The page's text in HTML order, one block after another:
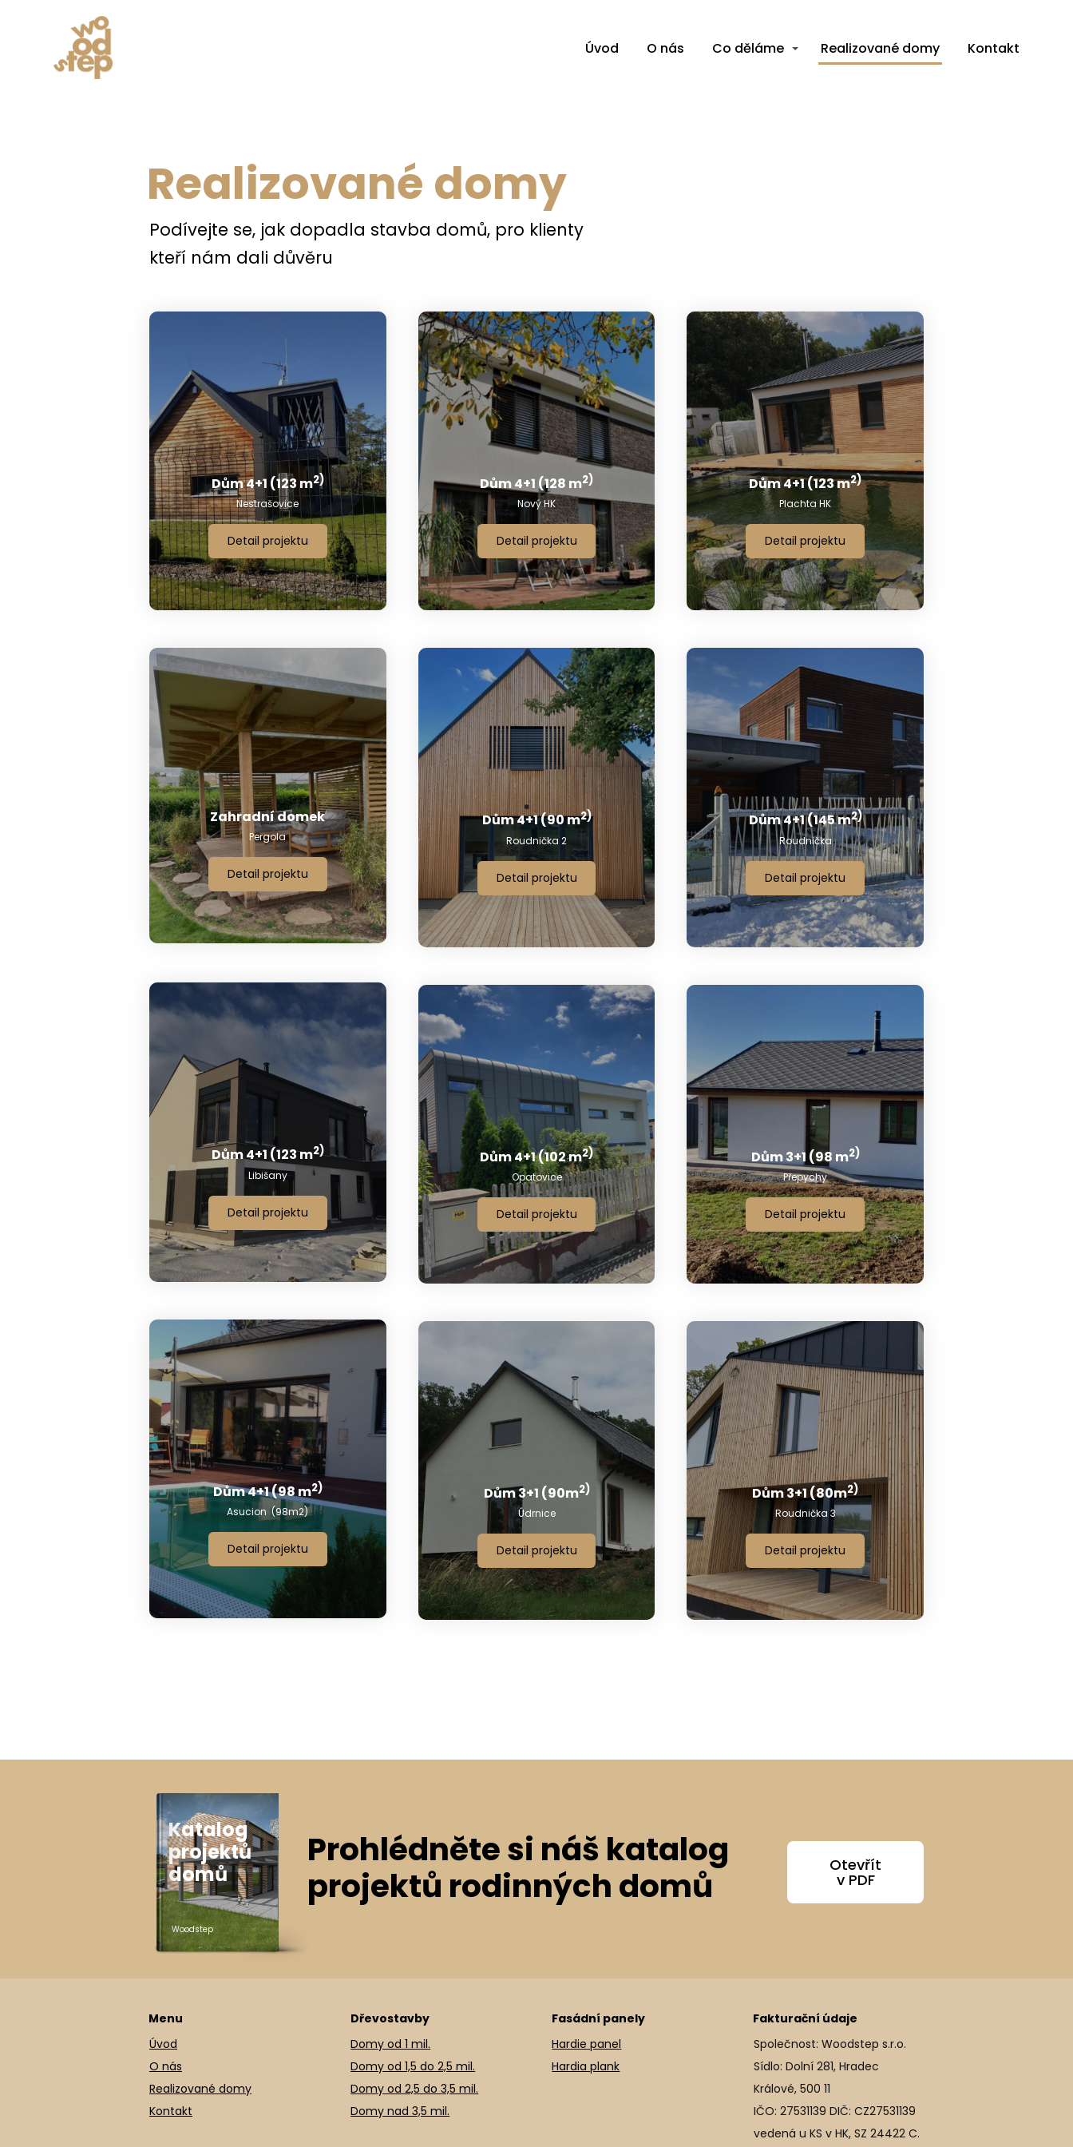
Úvod O nás Co děláme Realizované domy Kontakt
Realizované domy
Podívejte se, jak dopadla stavba domů, pro klienty
kteří nám dali důvěru
Dům 4+1 (123 m2)
Nestrašovice
Detail projektu
Zahradní domek
Pergola
Detail projektu
Dům 4+1 (123 m2)
Libišany
Detail projektu
Dům 4+1 (98 m2)
Asucion (98m2)
Detail projektu
Dům 4+1 (128 m2)
Nový HK
Detail projektu
Dům 4+1 (90 m2)
Roudnička 2
Detail projektu
Dům 4+1 (102 m2)
Opatovice
Detail projektu
Dům 3+1 (90m2)
Údrnice
Detail projektu
Dům 4+1 (123 m2)
Plachta HK
Detail projektu
Dům 4+1 (145 m2)
Roudnička
Detail projektu
Dům 3+1 (98 m2)
Přepychy
Detail projektu
Dům 3+1 (80m2)
Roudnička 3
Detail projektu
Katalog
projektů
domů
Woodstep
Prohlédněte si náš katalog
projektů rodinných domů
Otevřít
v PDF
Menu
Úvod
O nás
Realizované domy
Kontakt
Dřevostavby
Domy od 1 mil.
Domy od 1,5 do 2,5 mil.
Domy od 2,5 do 3,5 mil.
Domy nad 3,5 mil.
Fasádní panely
Hardie panel
Hardia plank
Fakturační údaje
Společnost: Woodstep s.r.o.
Sídlo: Dolní 281, Hradec
Králové, 500 11
IČO: 27531139 DIČ: CZ27531139
vedená u KS v HK, SZ 24422 C.